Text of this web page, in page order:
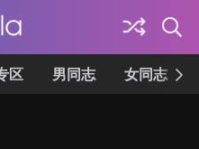
区 男同志 女同志